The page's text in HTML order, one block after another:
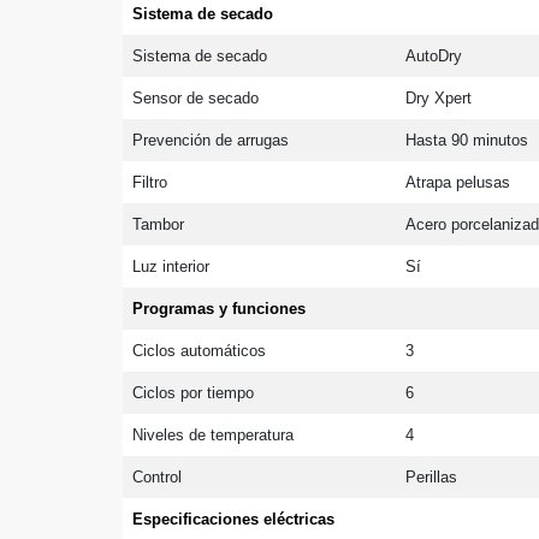
Sistema de secado
Sistema de secado AutoDry
Sensor de secado Dry Xpert
Prevención de arrugas Hasta 90 minutos
Filtro Atrapa pelusas
Tambor Acero
Luz interior Sí
Programas y funciones
Ciclos automáticos 3
Ciclos por tiempo 6
Niveles de temperatura 4
Control Perillas
Especificaciones eléctricas